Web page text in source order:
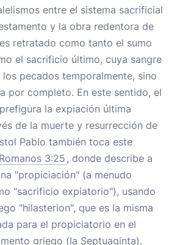
entre el sistema sacrificial
y la obra redentora de
retratado como tanto el sumo
el sacrificio último, cuya sangre
pecados temporalmente, sino
por completo. En este sentido, el
la expiación última
de la muerte y resurrección de
Pablo también toca este
Romanos 3:25 , donde describe a
"propiciación" (a menudo
"sacrificio expiatorio"), usando
"hilasterion", que es la misma
para el propiciatorio en el
griego (la Septuaginta).